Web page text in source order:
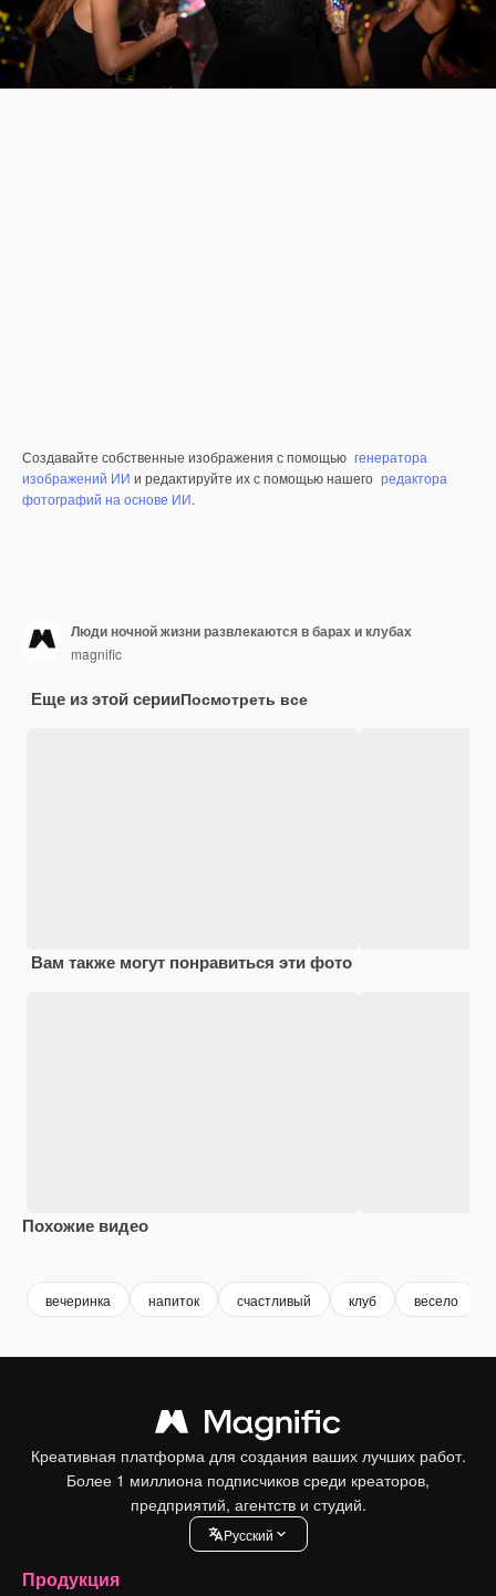
Создавайте собственные изображения с помощью генератора
изображений ИИ и редактируйте их с помощью нашего редактора
фотографий на основе ИИ.
Люди ночной жизни развлекаются в барах и клубах
magnific
Еще из этой серииПосмотреть все
Вам также могут понравиться эти фото
Похожие видео
вечеринка напиток счастливый клуб весело
Креативная платформа для создания ваших лучших работ.
Более 1 миллиона подписчиков среди креаторов,
предприятий, агентств и студий.
Pусский
Продукция